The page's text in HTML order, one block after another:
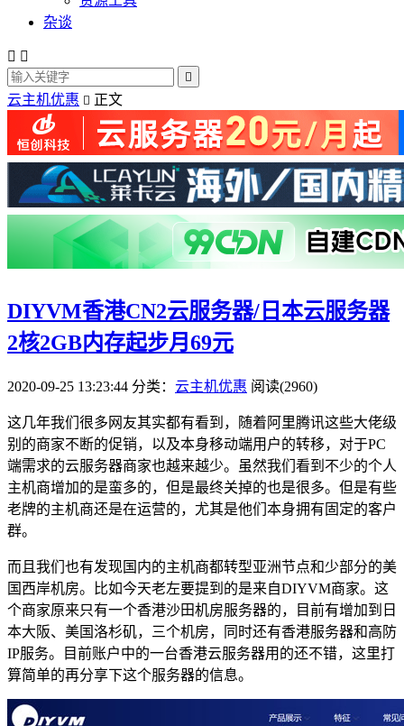
杂谈
 

云主机优惠  正文
DIYVM香港CN2云服务器/日本云服务器
2核2GB内存起步月69元
2020-09-25 13:23:44 分类： 云主机优惠 阅读(2960)
这几年我们很多网友其实都有看到，随着阿里腾讯这些大佬级
别的商家不断的促销，以及本身移动端用户的转移，对于PC
端需求的云服务器商家也越来越少。虽然我们看到不少的个人
主机商增加的是蛮多的，但是最终关掉的也是很多。但是有些
老牌的主机商还是在运营的，尤其是他们本身拥有固定的客户
群。
而且我们也有发现国内的主机商都转型亚洲节点和少部分的美
国西岸机房。比如今天老左要提到的是来自DIYVM商家。这
个商家原来只有一个香港沙田机房服务器的，目前有增加到日
本大阪、美国洛杉矶，三个机房，同时还有香港服务器和高防
IP服务。目前账户中的一台香港云服务器用的还不错，这里打
算简单的再分享下这个服务器的信息。